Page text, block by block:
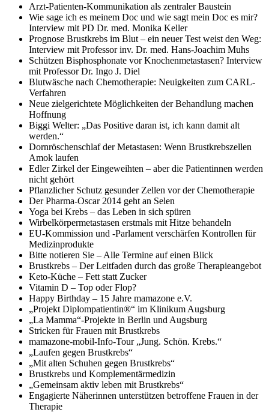
Arzt-Patienten-Kommunikation als zentraler Baustein
Wie sage ich es meinem Doc und wie sagt mein Doc es mir?
Interview mit PD Dr. med. Monika Keller
Prognose Brustkrebs im Blut – ein neuer Test weist den Weg:
Interview mit Professor inv. Dr. med. Hans-Joachim Muhs
Schützen Bisphosphonate vor Knochenmetastasen? Interview
mit Professor Dr. Ingo J. Diel
Blutwäsche nach Chemotherapie: Neuigkeiten zum CARL-
Verfahren
Neue zielgerichtete Möglichkeiten der Behandlung machen
Hoffnung
Biggi Welter: „Das Positive daran ist, ich kann damit alt
werden.“
Dornröschenschlaf der Metastasen: Wenn Brustkrebszellen
Amok laufen
Edler Zirkel der Eingeweihten – aber die Patientinnen werden
nicht gehört
Pflanzlicher Schutz gesunder Zellen vor der Chemotherapie
Der Pharma-Oscar 2014 geht an Selen
Yoga bei Krebs – das Leben in sich spüren
Wirbelkörpermetastasen erstmals mit Hitze behandeln
EU-Kommission und -Parlament verschärfen Kontrollen für
Medizinprodukte
Bitte notieren Sie – Alle Termine auf einen Blick
Brustkrebs – Der Leitfaden durch das große Therapieangebot
Keto-Küche – Fett statt Zucker
Vitamin D – Top oder Flop?
Happy Birthday – 15 Jahre mamazone e.V.
„Projekt Diplompatientin®“ im Klinikum Augsburg
„La Mamma“-Projekte in Berlin und Augsburg
Stricken für Frauen mit Brustkrebs
mamazone-mobil-Info-Tour „Jung. Schön. Krebs.“
„Laufen gegen Brustkrebs“
„Mit alten Schuhen gegen Brustkrebs“
Brustkrebs und Komplementärmedizin
„Gemeinsam aktiv leben mit Brustkrebs“
Engagierte Näherinnen unterstützen betroffene Frauen in der
Therapie